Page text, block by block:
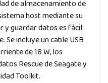
de almacenamiento de
host mediante su
y guardar datos es fácil:
incluye un cable USB
de 18 W, los
Rescue de Seagate y
Toolkit.